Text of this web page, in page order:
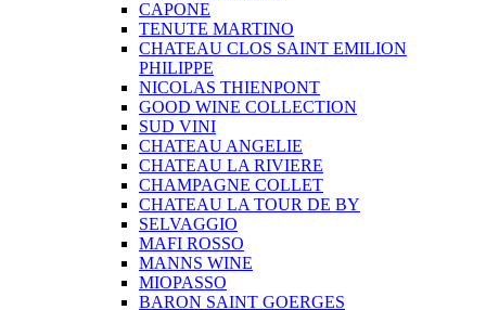
CAPONE
TENUTE MARTINO
CHATEAU CLOS SAINT EMILION
PHILIPPE
NICOLAS THIENPONT
GOOD WINE COLLECTION
SUD VINI
CHATEAU ANGELIE
CHATEAU LA RIVIERE
CHAMPAGNE COLLET
CHATEAU LA TOUR DE BY
SELVAGGIO
MAFI ROSSO
MANNS WINE
MIOPASSO
BARON SAINT GOERGES